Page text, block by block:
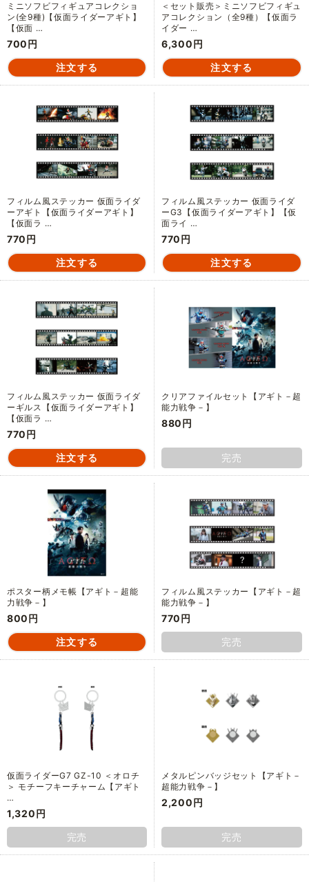
ミニソフビフィギュアコレクショ
ン(全9種)【仮面ライダーアギト】
【仮面 …
700円
＜セット販売＞ミニソフビフィギュ
アコレクション（全9種）【仮面ラ
イダー …
6,300円
フィルム風ステッカー 仮面ライダ
ーアギト【仮面ライダーアギト】
【仮面ラ …
770円
フィルム風ステッカー 仮面ライダ
ーG3【仮面ライダーアギト】【仮
面ライ …
770円
フィルム風ステッカー 仮面ライダ
ーギルス【仮面ライダーアギト】
【仮面ラ …
770円
クリアファイルセット【アギト－超
能力戦争－】
880円
完売
ポスター柄メモ帳【アギト－超能
力戦争－】
800円
フィルム風ステッカー【アギト－超
能力戦争－】
770円
完売
仮面ライダーG7 GZ-10 ＜オロチ
＞ モチーフキーチャーム【アギト
…
1,320円
完売
メタルピンバッジセット【アギト－
超能力戦争－】
2,200円
完売